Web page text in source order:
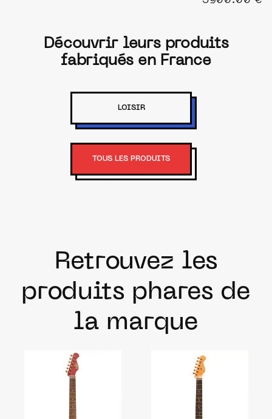
Découvrir leurs produits
fabriqués en France
LOISIR
TOUS LES PRODUITS
Retrouvez les
produits phares de
la marque